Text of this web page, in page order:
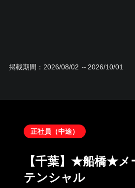
掲載期間： 2026/08/02 ～2026/10/01
正社員（中途）
【千葉】★船橋★メ
テンシャル